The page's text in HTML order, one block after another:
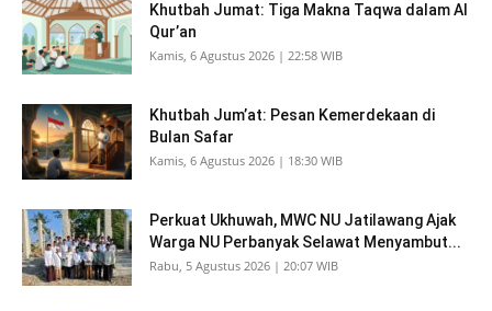
Khutbah Jumat: Tiga Makna Taqwa dalam Al
Qur’an
Kamis, 6 Agustus 2026 | 22:58 WIB
Khutbah Jum’at: Pesan Kemerdekaan di
Bulan Safar
Kamis, 6 Agustus 2026 | 18:30 WIB
Perkuat Ukhuwah, MWC NU Jatilawang Ajak
Warga NU Perbanyak Selawat Menyambut...
Rabu, 5 Agustus 2026 | 20:07 WIB